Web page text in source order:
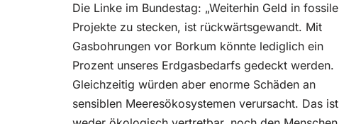
Die Linke im Bundestag: „Weiterhin Geld in fossile
Projekte zu stecken, ist rückwärtsgewandt. Mit
Gasbohrungen vor Borkum könnte lediglich ein
Prozent unseres Erdgasbedarfs gedeckt werden.
Gleichzeitig würden aber enorme Schäden an
sensiblen Meeresökosystemen verursacht. Das ist